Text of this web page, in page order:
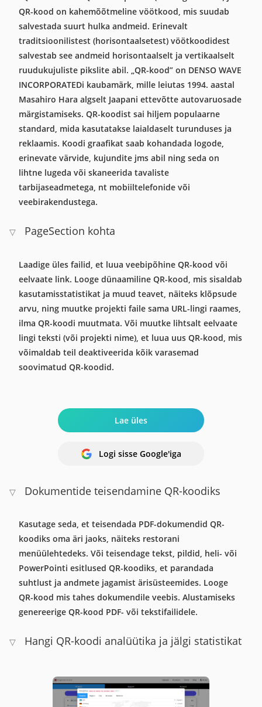
QR-kood on kahemõõtmeline vöötkood, mis suudab
salvestada suurt hulka andmeid. Erinevalt
traditsioonilistest (horisontaalsetest) vöötkoodidest
salvestab see andmeid horisontaalselt ja vertikaalselt
ruudukujuliste pikslite abil. „QR-kood” on DENSO WAVE
INCORPORATEDi kaubamärk, mille leiutas 1994. aastal
Masahiro Hara algselt Jaapani ettevõtte autovaruosade
märgistamiseks. QR-koodist sai hiljem populaarne
standard, mida kasutatakse laialdaselt turunduses ja
reklaamis. Koodi graafikat saab kohandada logode,
erinevate värvide, kujundite jms abil ning seda on
lihtne lugeda või skaneerida tavaliste
tarbijaseadmetega, nt mobiiltelefonide või
veebirakendustega.
▽ PageSection kohta
Laadige üles failid, et luua veebipõhine QR-kood või
eelvaate link. Looge dünaamiline QR-kood, mis sisaldab
kasutamisstatistikat ja muud teavet, näiteks klõpsude
arvu, ning muutke projekti faile sama URL-lingi raames,
ilma QR-koodi muutmata. Või muutke lihtsalt eelvaate
lingi teksti (või projekti nime), et luua uus QR-kood, mis
võimaldab teil deaktiveerida kõik varasemad
soovimatud QR-koodid.
Lae üles
Logi sisse Google'iga
▽ Dokumentide teisendamine QR-koodiks
Kasutage seda, et teisendada PDF-dokumendid QR-
koodiks oma äri jaoks, näiteks restorani
menüülehtedeks. Või teisendage tekst, pildid, heli- või
PowerPointi esitlused QR-koodiks, et parandada
suhtlust ja andmete jagamist ärisüsteemides. Looge
QR-kood mis tahes dokumendile veebis. Alustamiseks
genereerige QR-kood PDF- või tekstifailidele.
▽ Hangi QR-koodi analüütika ja jälgi statistikat